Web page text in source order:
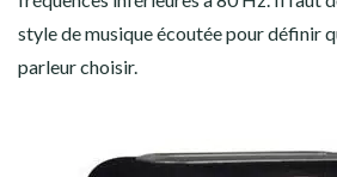
style de musique écoutée pour définir
parleur choisir.